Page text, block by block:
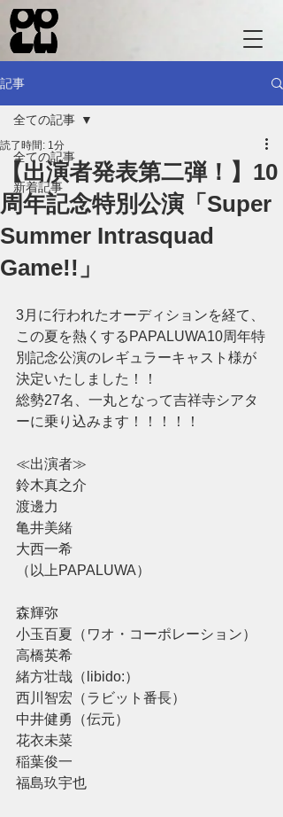
記事
全ての記事
新着記事
全ての記事
【出演者発表第二弾！】10
周年記念特別公演「Super
Summer Intrasquad
Game!!」
読了時間: 1分
3月に行われたオーディションを経て、
この夏を熱くするPAPALUWA10周年特
別記念公演のレギュラーキャスト様が
決定いたしました！！
総勢27名、一丸となって吉祥寺シアタ
ーに乗り込みます！！！！！
≪出演者≫
鈴木真之介
渡邊力
亀井美緒
大西一希
（以上PAPALUWA）
森輝弥
小玉百夏（ワオ・コーポレーション）
高橋英希
緒方壮哉（libido:）
西川智宏（ラビット番長）
中井健勇（伝元）
花衣未菜
稲葉俊一
福島玖宇也